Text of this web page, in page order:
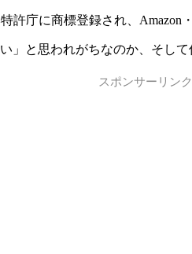
庁に商標登録され、Amazon
と思われがちなのか、そし
スポンサーリンク